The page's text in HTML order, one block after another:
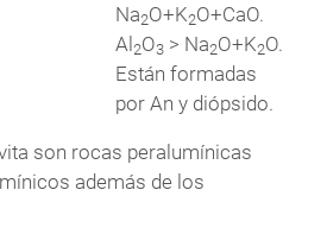
Na2O+K2O+CaO.
Al2O3> Na2O+K2O.
Están formadas
por An y diópsido.
son rocas peralumínicas
además de los